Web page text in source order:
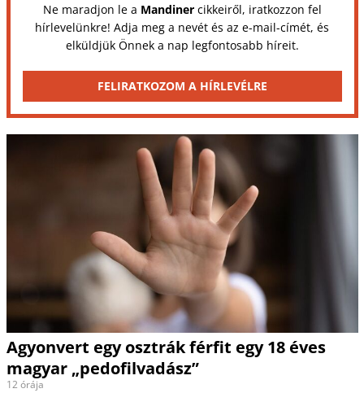
Ne maradjon le a Mandinercikkeiről, iratkozzon fel
hírlevelünkre! Adja meg a nevét és az e-mail-címét, és
elküldjük Önnek a nap legfontosabb híreit.
FELIRATKOZOM A HÍRLEVÉLRE
Agyonvert egy osztrák férfit egy 18 éves
magyar „pedofilvadász”
12 órája